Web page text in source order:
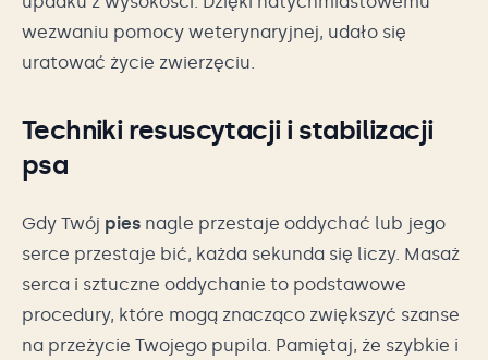
wezwaniu pomocy weterynaryjnej, udało się
uratować życie zwierzęciu.
Techniki resuscytacji i stabilizacji
psa
Gdy Twój pies nagle przestaje oddychać lub jego
serce przestaje bić, każda sekunda się liczy. Masaż
serca i sztuczne oddychanie to podstawowe
procedury, które mogą znacząco zwiększyć szanse
na przeżycie Twojego pupila. Pamiętaj, że szybkie i